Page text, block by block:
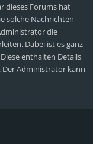
dieses Forums hat
solche Nachrichten
die
Dabei ist es ganz
enthalten Details
Der Administrator kann